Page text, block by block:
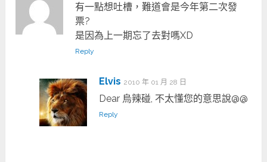
有一點想吐槽，難道會是今年第二次發
票?
是因為上一期忘了去對嗎XD
Reply
Elvis 2010 年 01 月 28 日
Dear 烏辣碰, 不太懂您的意思說@@
Reply